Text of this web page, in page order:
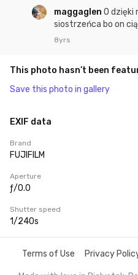
maggaglen O dzięki
siostrzeńca bo on
8yrs
This photo hasn’t been
Save this photo in gallery
EXIF data
Brand
FUJIFILM
Aperture
ƒ/0.0
Shutter speed
1/240s
Terms of Use Privacy